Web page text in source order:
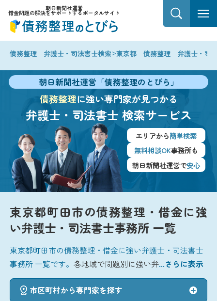
朝日新聞社運営
借金問題の解決をサポートするポータルサイト
債務整理 弁護士・司法書士検索>東京都 債務整理 弁護士・司
朝日新聞社運営「債務整理のとびら」
債務整理に強い専門家が見つかる
弁護士・司法書士 検索サービス
エリアから簡単検索
無料相談OK事務所も
朝日新聞社運営で安心
東京都町田市の債務整理・借金に強
い弁護士・司法書士事務所 一覧
東京都町田市の債務整理・借金に強い弁護士・司法書士
事務所 一覧です。各地域で問題別に強い弁...さらに表示
市区町村から専門家を探す